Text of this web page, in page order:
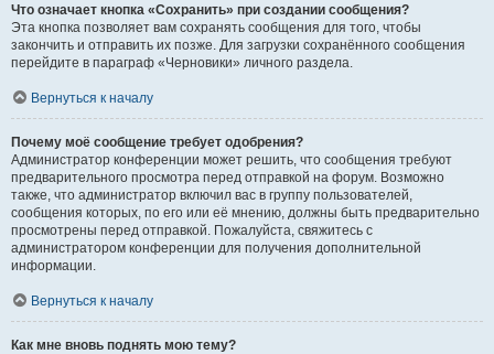
Что означает кнопка «Сохранить» при создании сообщения?
Эта кнопка позволяет вам сохранять сообщения для того, чтобы
закончить и отправить их позже. Для загрузки сохранённого сообщения
перейдите в параграф «Черновики» личного раздела.
Вернуться к началу
Почему моё сообщение требует одобрения?
Администратор конференции может решить, что сообщения требуют
предварительного просмотра перед отправкой на форум. Возможно
также, что администратор включил вас в группу пользователей,
сообщения которых, по его или её мнению, должны быть предварительно
просмотрены перед отправкой. Пожалуйста, свяжитесь с
администратором конференции для получения дополнительной
информации.
Вернуться к началу
Как мне вновь поднять мою тему?